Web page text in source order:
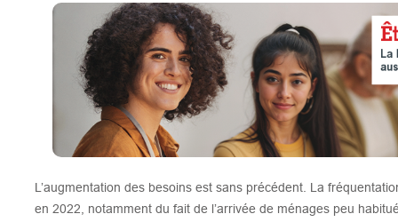
L’augmentation des besoins est sans précédent. La
en 2022, notamment du fait de l’arrivée de ménages peu